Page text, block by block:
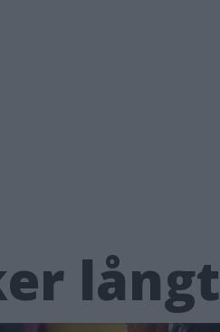
långt